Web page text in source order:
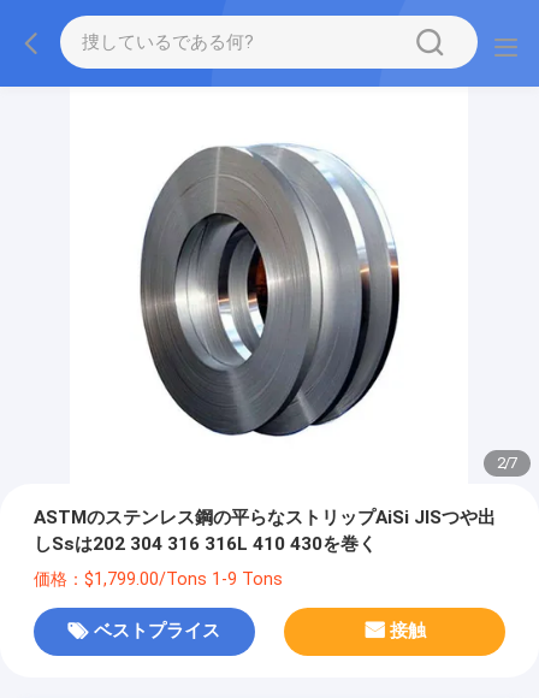
2/7
ASTMのステンレス鋼の平らなストリップAiSi JISつや出
しSsは202 304 316 316L 410 430を巻く
価格：$1,799.00/Tons 1-9 Tons
ベストプライス 接触